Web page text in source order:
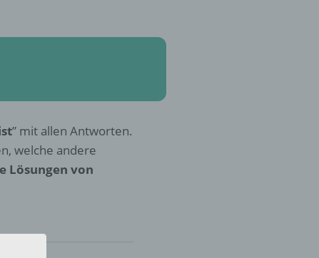
” mit allen Antworten.
welche andere
Lösungen von